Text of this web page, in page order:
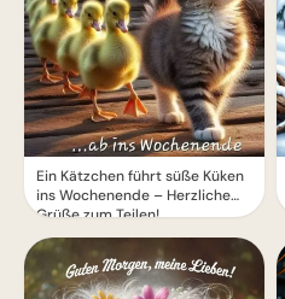
Ein Kätzchen führt süße Küken
ins Wochenende – Herzliche
Grüße zum Teilen!